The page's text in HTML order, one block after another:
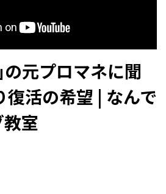
元プロマネに聞
復活の希望 | なんで
室